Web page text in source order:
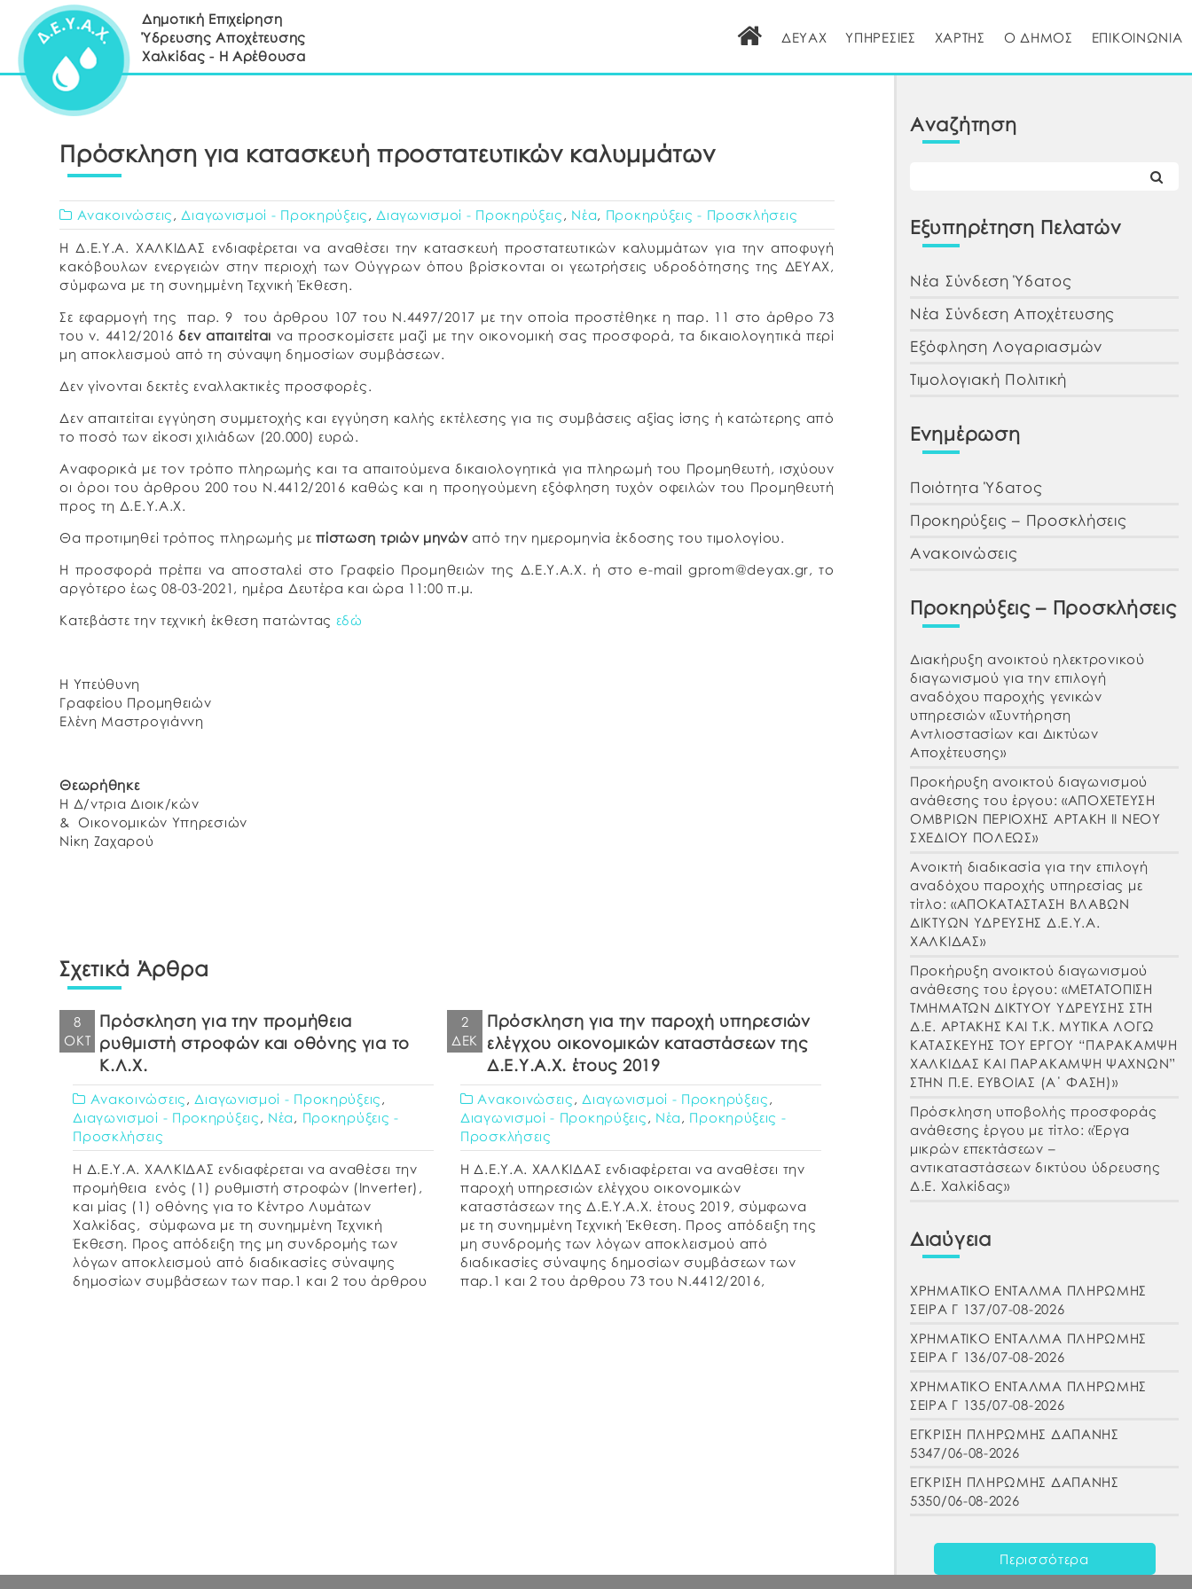
Δημοτική Επιχείρηση
Ύδρευσης Αποχέτευσης
Χαλκίδας - Η Αρέθουσα
ΔΕΥΑΧ ΥΠΗΡΕΣΙΕΣ ΧΑΡΤΗΣ Ο ΔΗΜΟΣ ΕΠΙΚΟΙΝΩΝΙΑ
Πρόσκληση για κατασκευή προστατευτικών καλυμμάτων
Ανακοινώσεις , Διαγωνισμοί - Προκηρύξεις , Διαγωνισμοί - Προκηρύξεις , Νέα, Προκηρύξεις - Προσκλήσεις
Η Δ.Ε.Υ.Α. ΧΑΛΚΙΔΑΣ ενδιαφέρεται να αναθέσει την κατασκευή προστατευτικών καλυμμάτων για την αποφυγή
κακόβουλων ενεργειών στην περιοχή των Ούγγρων όπου βρίσκονται οι γεωτρήσεις υδροδότησης της ΔΕΥΑΧ,
σύμφωνα με τη συνημμένη Τεχνική Έκθεση.
Σε εφαρμογή της παρ. 9 του άρθρου 107 του Ν.4497/2017 με την οποία προστέθηκε η παρ. 11 στο άρθρο 73
του ν. 4412/2016δεν απαιτείται να προσκομίσετε μαζί με την οικονομική σας προσφορά, τα δικαιολογητικά περί
μη αποκλεισμού από τη σύναψη δημοσίων συμβάσεων.
Δεν γίνονται δεκτές εναλλακτικές προσφορές.
Δεν απαιτείται εγγύηση συμμετοχής και εγγύηση καλής εκτέλεσης για τις συμβάσεις αξίας ίσης ή κατώτερης από
το ποσό των είκοσι χιλιάδων (20.000) ευρώ.
Αναφορικά με τον τρόπο πληρωμής και τα απαιτούμενα δικαιολογητικά για πληρωμή του Προμηθευτή, ισχύουν
οι όροι του άρθρου 200 του Ν.4412/2016 καθώς και η προηγούμενη εξόφληση τυχόν οφειλών του Προμηθευτή
προς τη Δ.Ε.Υ.Α.Χ.
Θα προτιμηθεί τρόπος πληρωμής μεπίστωση τριών μηνώναπό την ημερομηνία έκδοσης του τιμολογίου.
Η προσφορά πρέπει να αποσταλεί στο Γραφείο Προμηθειών της Δ.Ε.Υ.Α.Χ. ή στο e-mail gprom@deyax.gr, το
αργότερο έως 08-03-2021, ημέρα Δευτέρα και ώρα 11:00 π.μ.
Κατεβάστε την τεχνική έκθεση πατώντας εδώ
Η Υπεύθυνη
Γραφείου Προμηθειών
Ελένη Μαστρογιάννη
Θεωρήθηκε
Η Δ/ντρια Διοικ/κών
& Οικονομικών Υπηρεσιών
Νίκη Ζαχαρού
Σχετικά Άρθρα
8
ΟΚΤ
Πρόσκληση για την προμήθεια
ρυθμιστή στροφών και οθόνης για το
Κ.Λ.Χ.
Ανακοινώσεις , Διαγωνισμοί - Προκηρύξεις ,
Διαγωνισμοί - Προκηρύξεις , Νέα , Προκηρύξεις -
Προσκλήσεις
Η Δ.Ε.Υ.Α. ΧΑΛΚΙΔΑΣ ενδιαφέρεται να αναθέσει την
προμήθεια ενός (1) ρυθμιστή στροφών (Inverter),
και μίας (1) οθόνης για το Κέντρο Λυμάτων
Χαλκίδας, σύμφωνα με τη συνημμένη Τεχνική
Έκθεση. Προς απόδειξη της μη συνδρομής των
λόγων αποκλεισμού από διαδικασίες σύναψης
δημοσίων συμβάσεων των παρ.1 και 2 του άρθρου
2
ΔΕΚ
Πρόσκληση για την παροχή υπηρεσιών
ελέγχου οικονομικών καταστάσεων της
Δ.Ε.Υ.Α.Χ. έτους 2019
Ανακοινώσεις , Διαγωνισμοί - Προκηρύξεις ,
Διαγωνισμοί - Προκηρύξεις , Νέα , Προκηρύξεις -
Προσκλήσεις
Η Δ.Ε.Υ.Α. ΧΑΛΚΙΔΑΣ ενδιαφέρεται να αναθέσει την
παροχή υπηρεσιών ελέγχου οικονομικών
καταστάσεων της Δ.Ε.Υ.Α.Χ. έτους 2019, σύμφωνα
με τη συνημμένη Τεχνική Έκθεση. Προς απόδειξη της
μη συνδρομής των λόγων αποκλεισμού από
διαδικασίες σύναψης δημοσίων συμβάσεων των
παρ.1 και 2 του άρθρου 73 του Ν.4412/2016,
Αναζήτηση
Εξυπηρέτηση Πελατών
Νέα Σύνδεση Ύδατος
Νέα Σύνδεση Αποχέτευσης
Εξόφληση Λογαριασμών
Τιμολογιακή Πολιτική
Ενημέρωση
Ποιότητα Ύδατος
Προκηρύξεις – Προσκλήσεις
Ανακοινώσεις
Προκηρύξεις – Προσκλήσεις
Διακήρυξη ανοικτού ηλεκτρονικού
διαγωνισμού για την επιλογή
αναδόχου παροχής γενικών
υπηρεσιών «Συντήρηση
Αντλιοστασίων και Δικτύων
Αποχέτευσης»
Προκήρυξη ανοικτού διαγωνισμού
ανάθεσης του έργου: «ΑΠΟΧΕΤΕΥΣΗ
ΟΜΒΡΙΩΝ ΠΕΡΙΟΧΗΣ ΑΡΤΑΚΗ ΙΙ ΝΕΟΥ
ΣΧΕΔΙΟΥ ΠΟΛΕΩΣ»
Ανοικτή διαδικασία για την επιλογή
αναδόχου παροχής υπηρεσίας με
τίτλο: «ΑΠΟΚΑΤΑΣΤΑΣΗ ΒΛΑΒΩΝ
ΔΙΚΤΥΩΝ ΥΔΡΕΥΣΗΣ Δ.Ε.Υ.Α.
ΧΑΛΚΙΔΑΣ»
Προκήρυξη ανοικτού διαγωνισμού
ανάθεσης του έργου: «ΜΕΤΑΤΟΠΙΣΗ
ΤΜΗΜΑΤΩΝ ΔΙΚΤΥΟΥ ΥΔΡΕΥΣΗΣ ΣΤΗ
Δ.Ε. ΑΡΤΑΚΗΣ ΚΑΙ Τ.Κ. ΜΥΤΙΚΑ ΛΟΓΩ
ΚΑΤΑΣΚΕΥΗΣ ΤΟΥ ΕΡΓΟΥ “ΠΑΡΑΚΑΜΨΗ
ΧΑΛΚΙΔΑΣ ΚΑΙ ΠΑΡΑΚΑΜΨΗ ΨΑΧΝΩΝ”
ΣΤΗΝ Π.Ε. ΕΥΒΟΙΑΣ (Α΄ ΦΑΣΗ)»
Πρόσκληση υποβολής προσφοράς
ανάθεσης έργου με τίτλο: «Έργα
μικρών επεκτάσεων –
αντικαταστάσεων δικτύου ύδρευσης
Δ.Ε. Χαλκίδας»
Διαύγεια
ΧΡΗΜΑΤΙΚΟ ΕΝΤΑΛΜΑ ΠΛΗΡΩΜΗΣ
ΣΕΙΡΑ Γ 137/07-08-2026
ΧΡΗΜΑΤΙΚΟ ΕΝΤΑΛΜΑ ΠΛΗΡΩΜΗΣ
ΣΕΙΡΑ Γ 136/07-08-2026
ΧΡΗΜΑΤΙΚΟ ΕΝΤΑΛΜΑ ΠΛΗΡΩΜΗΣ
ΣΕΙΡΑ Γ 135/07-08-2026
ΕΓΚΡΙΣΗ ΠΛΗΡΩΜΗΣ ΔΑΠΑΝΗΣ
5347/06-08-2026
ΕΓΚΡΙΣΗ ΠΛΗΡΩΜΗΣ ΔΑΠΑΝΗΣ
5350/06-08-2026
Περισσότερα